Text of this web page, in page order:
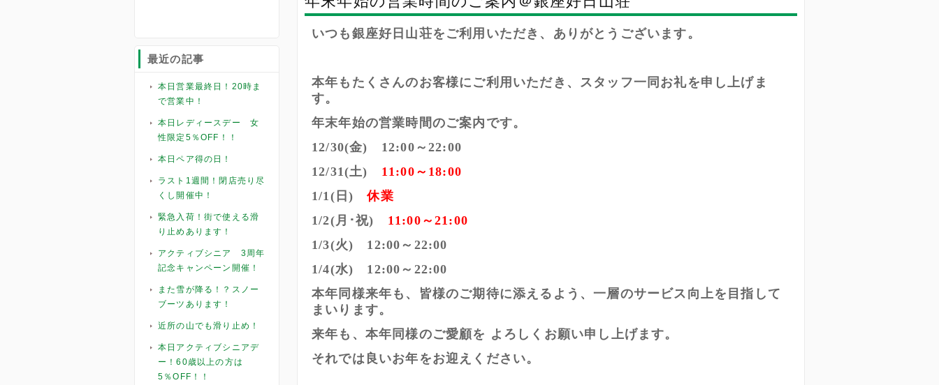
最近の記事
本日営業最終日！20時ま
で営業中！
本日レディースデー 女
性限定5％OFF！！
本日ペア得の日！
ラスト1週間！閉店売り尽
くし開催中！
緊急入荷！街で使える滑
り止めあります！
アクティブシニア 3周年
記念キャンペーン開催！
また雪が降る！？スノー
ブーツあります！
近所の山でも滑り止め！
本日アクティブシニアデ
ー！60歳以上の方は
5％OFF！！
いつも銀座好日山荘をご利用いただき、ありがとうございます。
本年もたくさんのお客様にご利用いただき、スタッフ一同お礼を申し上げま
す。
年末年始の営業時間のご案内です。
12/30(金) 12:00～22:00
12/31(土) 11:00～18:00
1/1(日)休業
1/2(月･祝) 11:00～21:00
1/3(火) 12:00～22:00
1/4(水) 12:00～22:00
本年同様来年も、皆様のご期待に添えるよう、一層のサービス向上を目指して
まいります。
来年も、本年同様のご愛顧を よろしくお願い申し上げます。
それでは良いお年をお迎えください。